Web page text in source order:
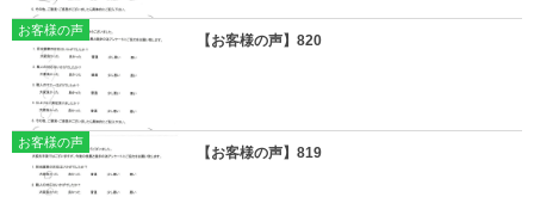
お客様の声
【お客様の声】820
お客様の声
【お客様の声】819